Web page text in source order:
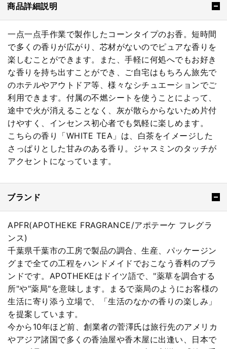
商品詳細説明
一点一点手作業で製作したコーンタイプのお香。短時間
で多くの香りが広がり、芯材がないのでピュアな香りを
楽しむことができます。また、手軽に何処へでもお好き
な香りを持ち出すことができ、ご自宅はもちろん旅先で
のホテルやアウトドア等、様々なシチュエーションでご
利用できます。付属の不燃シートを使うことによって、
途中で火が消えることなく、灰が散らからないため片付
けやすく、インセンス初心者でも気軽に楽しめます。
こちらの香り「WHITE TEA」は、白茶をイメージした
さっぱりとした甘みのある香り。ジャスミンのタッチが
アクセントになっています。
ブランド
APFR(APOTHEKE FRAGRANCE/アポテーケ フレグラ
ンス)
千葉県千葉市の工房で製品の調合、生産、パッケージン
グまで全ての工程をハンドメイドでおこなう香料のブラ
ンドです。APOTHEKEはドイツ語で、"薬草を調合する
所"や"薬局"を意味します。まるで薬局のようにお客様の
生活に寄り添う立場で、「生活のなかの香りの楽しみ」
を提案しています。
今から10年ほど前、創業者の菅澤氏は旅行先のアメリカ
やアジア諸国で多くの香油屋や香木屋に出逢い、日本で